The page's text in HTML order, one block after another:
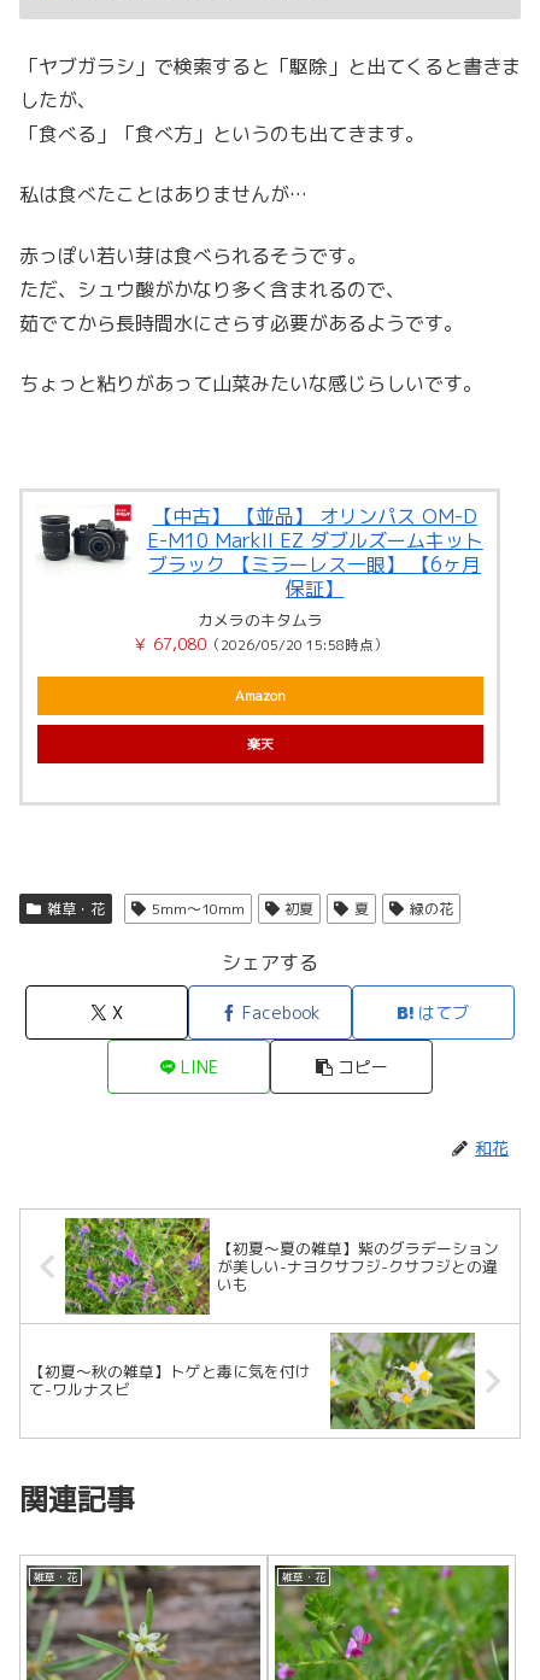
「ヤブガラシ」で検索すると「駆除」と出てくると書きま
したが、
「食べる」「食べ方」というのも出てきます。
私は食べたことはありませんが…
赤っぽい若い芽は食べられるそうです。
ただ、シュウ酸がかなり多く含まれるので、
茹でてから長時間水にさらす必要があるようです。
ちょっと粘りがあって山菜みたいな感じらしいです。
【中古】 【並品】 オリンパス OM-D
E-M10 MarkII EZ ダブルズームキット
ブラック 【ミラーレス一眼】 【6ヶ月
保証】
カメラのキタムラ
￥ 67,080（2026/05/20 15:58時点）
Amazon
楽天
雑草・花 5mm～10mm 初夏 夏 緑の花
シェアする
X Facebook はてブ
LINE コピー
和花
【初夏～夏の雑草】紫のグラデーション
が美しい-ナヨクサフジ-クサフジとの違
いも
【初夏～秋の雑草】トゲと毒に気を付け
て-ワルナスビ
関連記事
雑草・花 雑草・花